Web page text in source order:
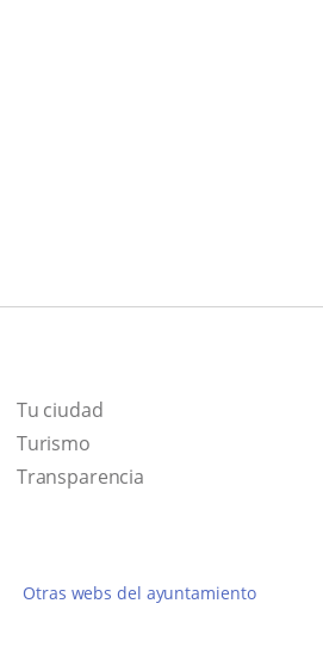
Tu ciudad
TurismoThis
link
Transparencia
Otras webs del ayuntamiento